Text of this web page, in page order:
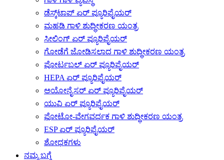
ಡೆಸ್ಕ್‌ಟಾಪ್ ಏರ್ ಪ್ಯೂರಿಫೈಯರ್
ಮಹಡಿ ಗಾಳಿ ಶುದ್ಧೀಕರಣ ಯಂತ್ರ
ಸೀಲಿಂಗ್ ಏರ್ ಪ್ಯೂರಿಫೈಯರ್
ಗೋಡೆಗೆ ಜೋಡಿಸಲಾದ ಗಾಳಿ ಶುದ್ಧೀಕರಣ ಯಂತ್ರ
ಪೋರ್ಟಬಲ್ ಏರ್ ಪ್ಯೂರಿಫೈಯರ್
HEPA ಏರ್ ಪ್ಯೂರಿಫೈಯರ್
ಅಯೋನೈಸರ್ ಏರ್ ಪ್ಯೂರಿಫೈಯರ್
ಯುವಿ ಏರ್ ಪ್ಯೂರಿಫೈಯರ್
ಫೋಟೋ-ವೇಗವರ್ಧಕ ಗಾಳಿ ಶುದ್ಧೀಕರಣ ಯಂತ್ರ
ESP ಏರ್ ಪ್ಯೂರಿಫೈಯರ್
ಶೋಧಕಗಳು
ನಮ್ಮ ಬಗ್ಗೆ